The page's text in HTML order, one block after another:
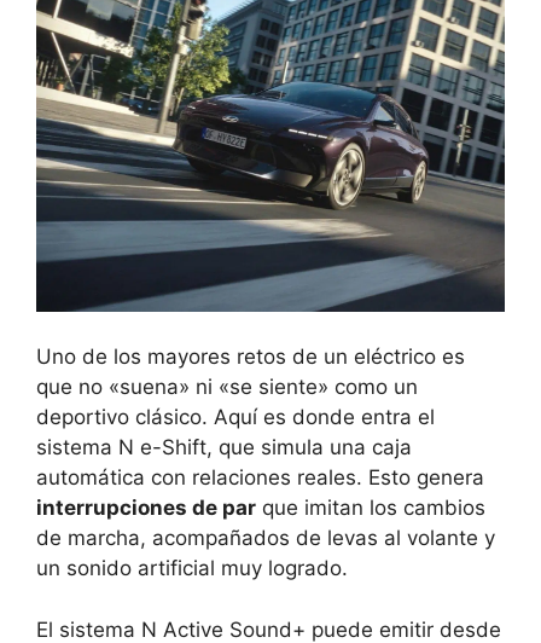
Uno de los mayores retos de un eléctrico es
que no «suena» ni «se siente» como un
deportivo clásico. Aquí es donde entra el
sistema N e-Shift, que simula una caja
automática con relaciones reales. Esto genera
interrupciones de par que imitan los cambios
de marcha, acompañados de levas al volante y
un sonido artificial muy logrado.
El sistema N Active Sound+ puede emitir desde